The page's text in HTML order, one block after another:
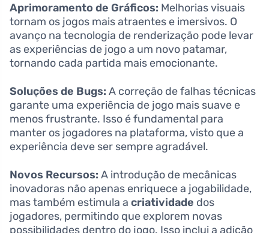
Aprimoramento de Gráficos: Melhorias visuais
tornam os jogos mais atraentes e imersivos. O
avanço na tecnologia de renderização pode levar
as experiências de jogo a um novo patamar,
tornando cada partida mais emocionante.
Soluções de Bugs: A correção de falhas técnicas
garante uma experiência de jogo mais suave e
menos frustrante. Isso é fundamental para
manter os jogadores na plataforma, visto que a
experiência deve ser sempre agradável.
Novos Recursos: A introdução de mecânicas
inovadoras não apenas enriquece a jogabilidade,
mas também estimula a criatividade dos
jogadores, permitindo que explorem novas
possibilidades dentro do jogo. Isso inclui a adição